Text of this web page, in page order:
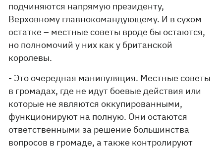
подчиняются напрямую президенту,
Верховному главнокомандующему. И в сухом
остатке – местные советы вроде бы остаются,
но полномочий у них как у британской
королевы.
- Это очередная манипуляция. Местные советы
в громадах, где не идут боевые действия или
которые не являются оккупированными,
функционируют на полную. Они остаются
ответственными за решение большинства
вопросов в громаде, а также контролируют